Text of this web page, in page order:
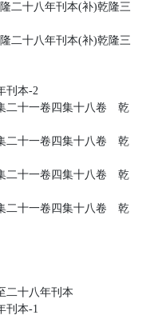
二十八年刊本(补)乾隆三
二十八年刊本(补)乾隆三
刊本-2
二十一卷四集十八卷 乾
二十一卷四集十八卷 乾
二十一卷四集十八卷 乾
二十一卷四集十八卷 乾
二十八年刊本
刊本-1